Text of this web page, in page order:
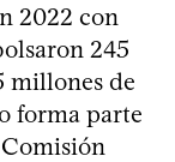
2022 con
245
millones de
forma parte